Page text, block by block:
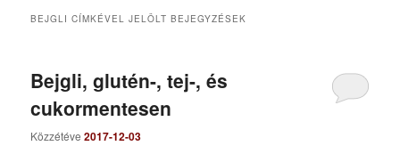
elsődleges
másodlagos
BEJGLI CÍMKÉVEL JELÖLT BEJEGYZÉSEK
Bejgli, glutén-, tej-, és
cukormentesen
Közzétéve2017-12-03